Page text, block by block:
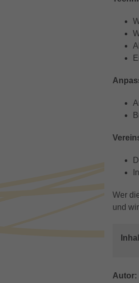
Wer
und
Autor: